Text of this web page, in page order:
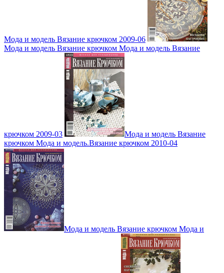
Мода и модель Вязание крючком 2009-06
Мода и модель Вязание крючком Мода и модель Вязание
крючком 2009-03
Мода и модель Вязание
крючком Мода и модель.Вязание крючком 2010-04
Мода и модель Вязание крючком Мода и